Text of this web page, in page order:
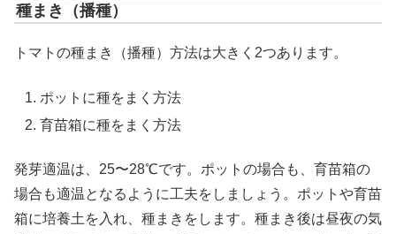
種まき（播種）
トマトの種まき（播種）方法は大きく2つあります。
ポットに種をまく方法
育苗箱に種をまく方法
発芽適温は、25〜28℃です。ポットの場合も、育苗箱の
場合も適温となるように工夫をしましょう。ポットや育苗
箱に培養土を入れ、種まきをします。種まき後は昼夜の気